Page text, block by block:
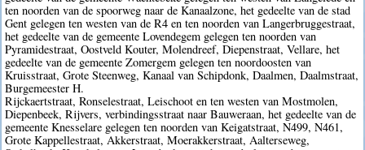
ten noorden van de spoorweg naar de Kanaalzone, het gedeelte van de stad
Gent gelegen ten westen van de R4 en ten noorden van Langerbruggestraat,
het gedeelte van de gemeente Lovendegem gelegen ten noorden van
Pyramidestraat, Oostveld Kouter, Molendreef, Diepenstraat, Vellare, het
gedeelte van de gemeente Zomergem gelegen ten noordoosten van
Kruisstraat, Grote Steenweg, Kanaal van Schipdonk, Daalmen, Daalmstraat,
Burgemeester H.
Rijckaertstraat, Ronselestraat, Leischoot en ten westen van Mostmolen,
Diepenbeek, Rijvers, verbindingsstraat naar Bauweraan, het gedeelte van de
gemeente Knesselare gelegen ten noorden van Keigatstraat, N499, N461,
Grote Kappellestraat, Akkerstraat, Moerakkerstraat, Aalterseweg,